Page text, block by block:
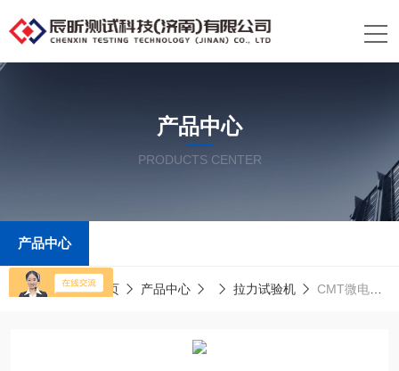
产品中心
PRODUCTS CENTER
产品中心
当前位置：首页 产品中心 拉力试验机 CMT微电脑控制单臂拉力试验机